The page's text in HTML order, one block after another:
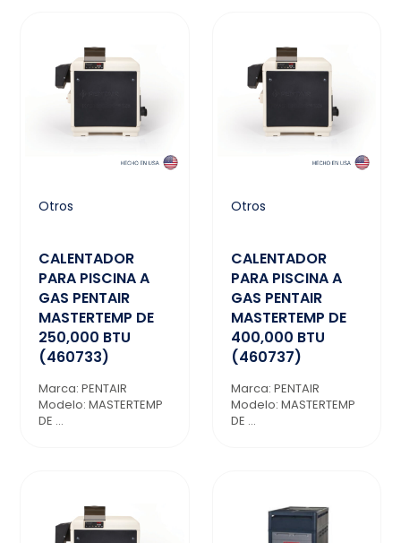
Otros
CALENTADOR
PARA PISCINA A
GAS PENTAIR
MASTERTEMP DE
250,000 BTU
(460733)
Marca: PENTAIR
Modelo: MASTERTEMP
DE ...
Otros
CALENTADOR
PARA PISCINA A
GAS PENTAIR
MASTERTEMP DE
400,000 BTU
(460737)
Marca: PENTAIR
Modelo: MASTERTEMP
DE ...